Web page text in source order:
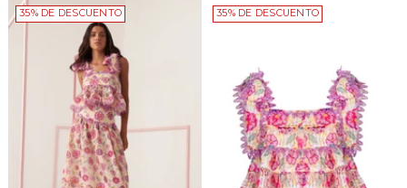
35% DE DESCUENTO 35% DE DESCUENTO